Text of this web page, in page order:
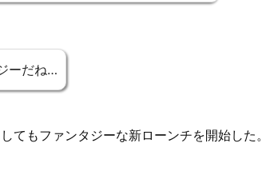
ーだね…
てもファンタジーな新ローンチを開始した。